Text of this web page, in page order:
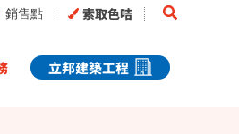
銷售點 索取色咭 Search
立邦建築工程